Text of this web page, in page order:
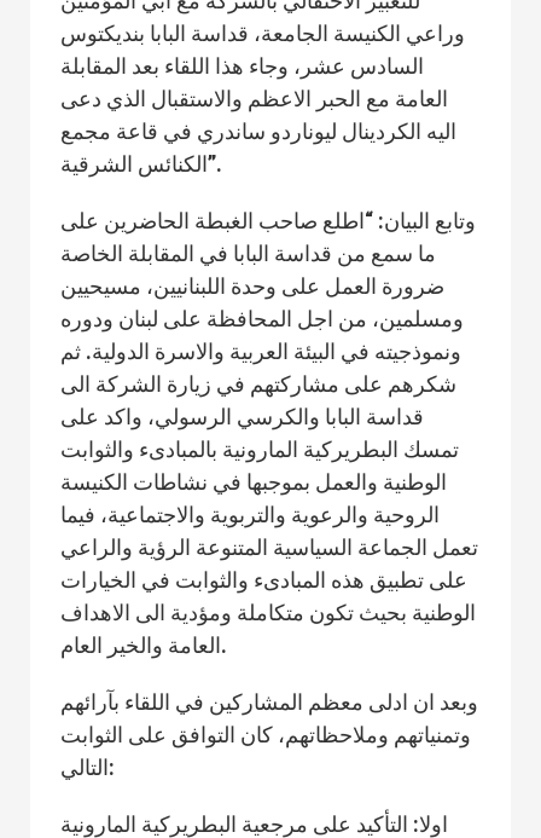
وراعي الكنيسة الجامعة، قداسة البابا بنديكتوس
السادس عشر، وجاء هذا اللقاء بعد المقابلة
العامة مع الحبر الاعظم والاستقبال الذي دعى
اليه الكردينال ليوناردو ساندري في قاعة مجمع
الكنائس الشرقية”.
وتابع البيان: “اطلع صاحب الغبطة الحاضرين على
ما سمع من قداسة البابا في المقابلة الخاصة
ضرورة العمل على وحدة اللبنانيين، مسيحيين
ومسلمين، من اجل المحافظة على لبنان ودوره
ونموذجيته في البيئة العربية والاسرة الدولية. ثم
شكرهم على مشاركتهم في زيارة الشركة الى
قداسة البابا والكرسي الرسولي، واكد على
تمسك البطريركية المارونية بالمبادىء والثوابت
الوطنية والعمل بموجبها في نشاطات الكنيسة
الروحية والرعوية والتربوية والاجتماعية، فيما
تعمل الجماعة السياسية المتنوعة الرؤية والراعي
على تطبيق هذه المبادىء والثوابت في الخيارات
الوطنية بحيث تكون متكاملة ومؤدية الى الاهداف
العامة والخير العام.
وبعد ان ادلى معظم المشاركين في اللقاء بآرائهم
وتمنياتهم وملاحظاتهم، كان التوافق على الثوابت
التالي:
اولا: التأكيد على مرجعية البطريركية المارونية